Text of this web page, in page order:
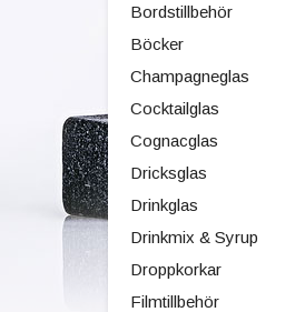
Bordstillbehör
Böcker
Champagneglas
Cocktailglas
Cognacglas
Dricksglas
Drinkglas
Drinkmix & Syrup
Droppkorkar
Filmtillbehör